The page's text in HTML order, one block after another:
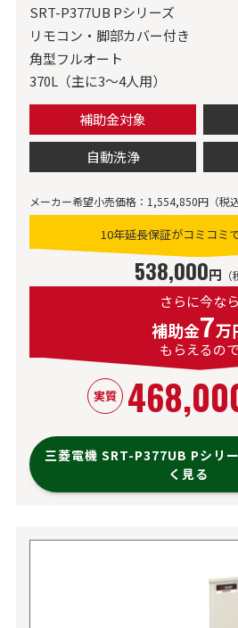
SRT-P377UB Pシリーズ
リモコン・脚部カバー付き
角型フルオート
370L（主に3～4人用）
補助金対象
自動洗浄
メーカー希望小売価格：1,554,850円（税込
10年延長保証がコミコミ
538,000円
さらに今なら
補助金7万
もらえるので
実質
三菱電機 SRT-P377UB Pシリ
く見る